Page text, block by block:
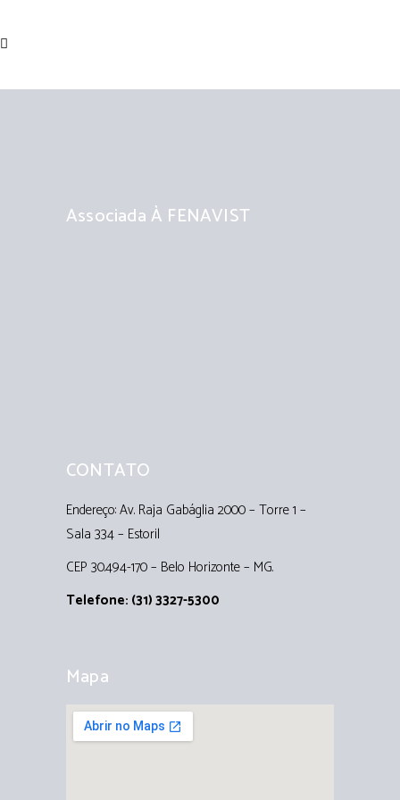
Associada À FENAVIST
CONTATO
Endereço: Av. Raja Gabáglia 2000 – Torre 1 –
Sala 334 – Estoril
CEP 30.494-170 – Belo Horizonte – MG.
Telefone: (31) 3327-5300
Mapa